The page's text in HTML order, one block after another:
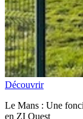
Découvrir
Le Mans : Une
en ZI Ouest